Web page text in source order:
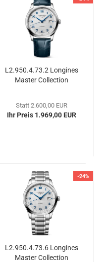
L2.950.4.73.2 Lon­gi­nes
Mas­ter Coll­ec­tion
Statt 2.600,00 EUR
Ihr Preis 1.969,00 EUR
-24%
L2.950.4.73.6 Lon­gi­nes
Mas­ter Coll­ec­tion